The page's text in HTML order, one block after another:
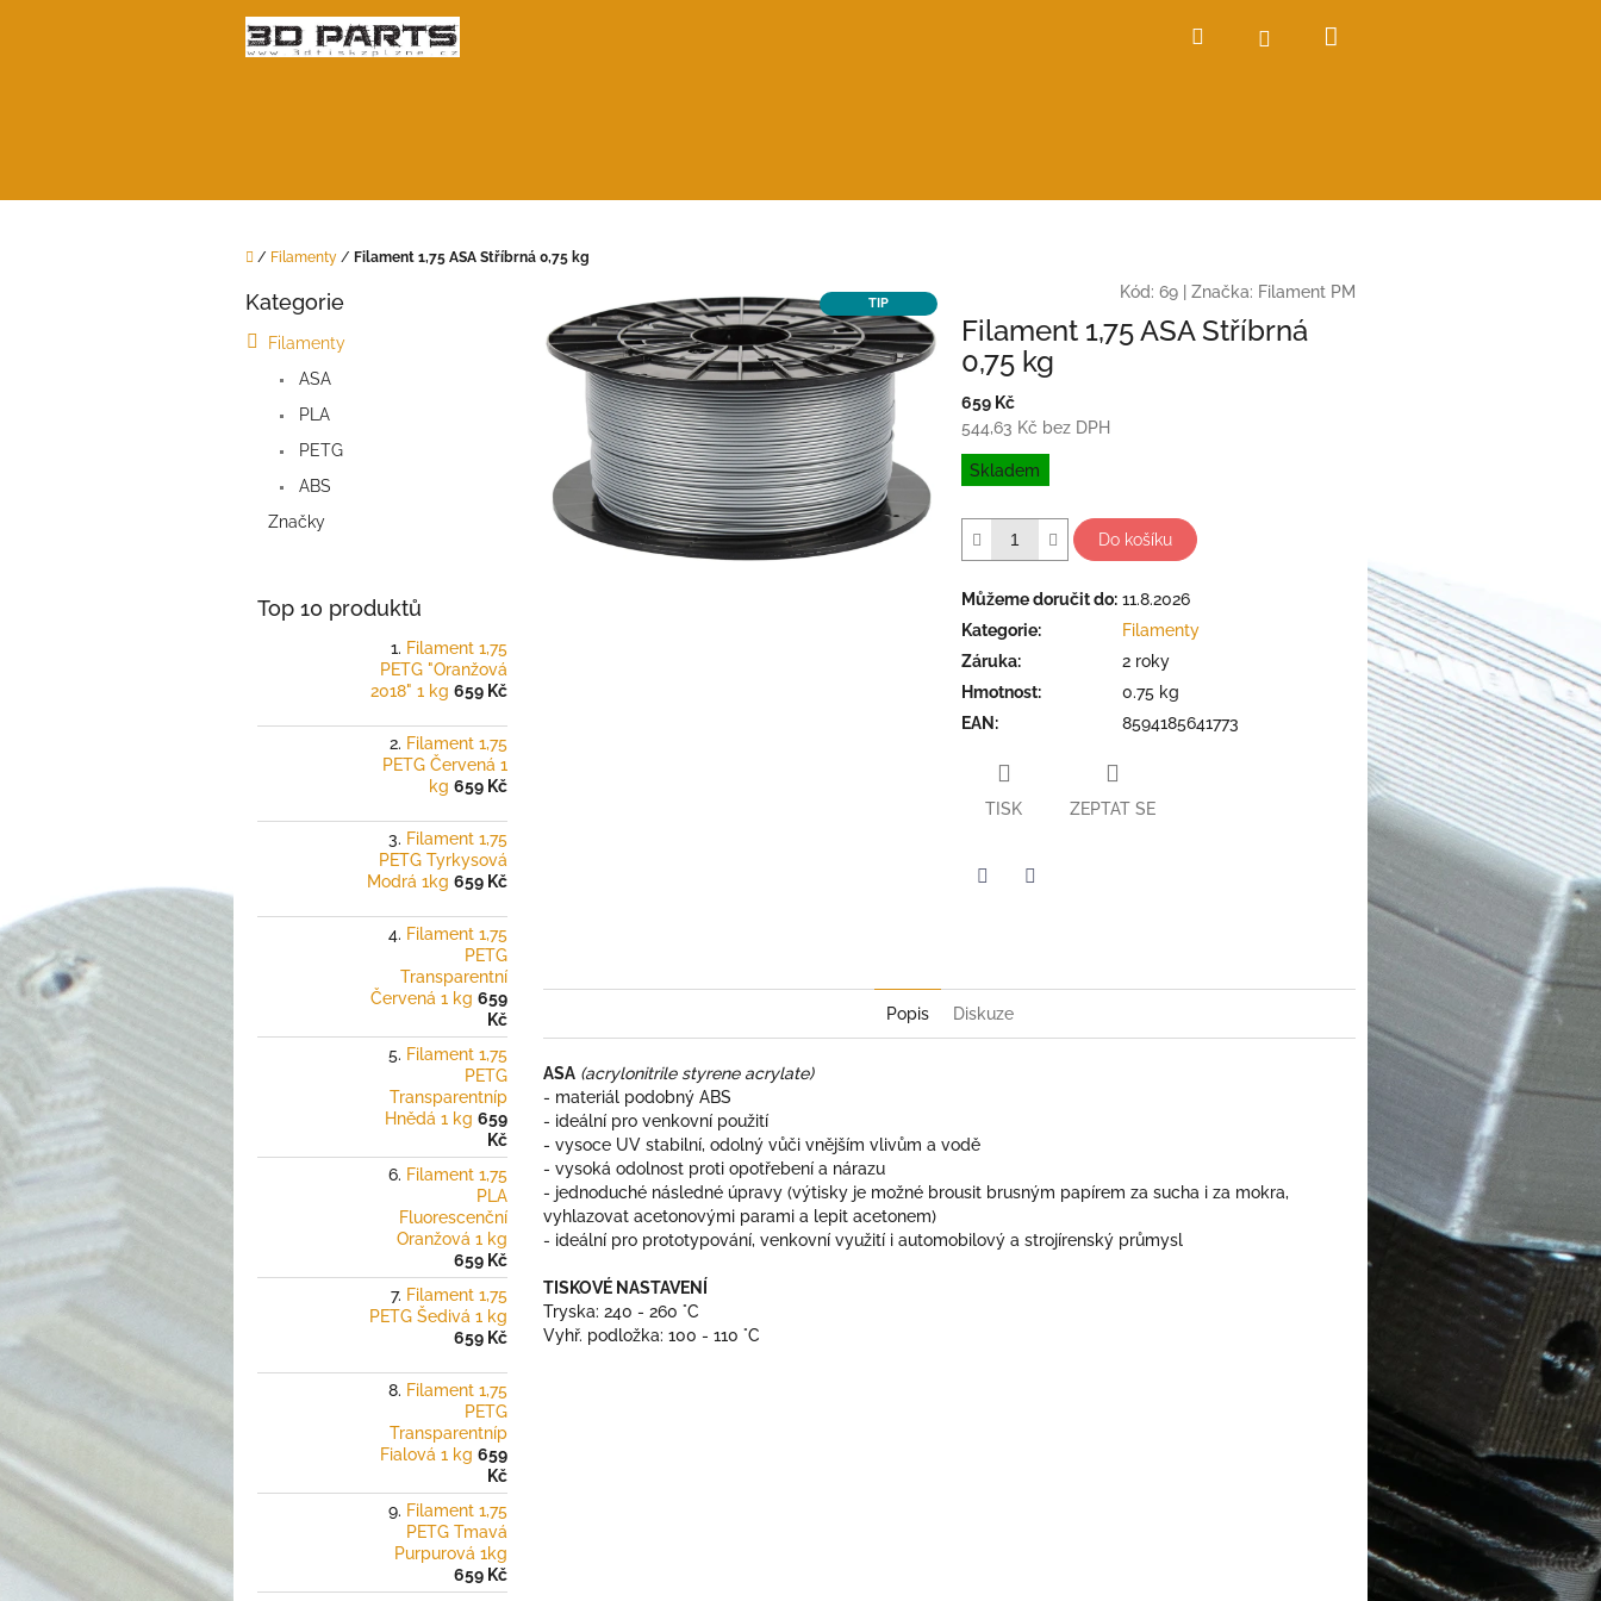
Hledat Přihlášení
Domů
/ Filamenty / Filament 1,75 ASA Stříbrná 0,75 kg
Přeskočit
Kategorie
Filamenty
ASA
PLA
PETG
ABS
Značky
Top 10 produktů
Filament 1,75
PETG "Oranžová
2018" 1 kg 659 Kč
Filament 1,75
PETG Červená 1
kg 659 Kč
Filament 1,75
PETG Tyrkysová
Modrá 1kg 659 Kč
Filament 1,75
PETG
Transparentní
Červená 1 kg 659
Kč
Filament 1,75
PETG
Transparentníp
Hnědá 1 kg 659
Kč
Filament 1,75
PLA
Fluorescenční
Oranžová 1 kg
659 Kč
Filament 1,75
PETG Šedivá 1 kg
659 Kč
Filament 1,75
PETG
Transparentníp
Fialová 1 kg 659
Kč
Filament 1,75
PETG Tmavá
Purpurová 1kg
659 Kč
TIP
Kód: 69 Značka: Filament PM
Filament 1,75 ASA Stříbrná
0,75 kg
659 Kč
544,63 Kč bez DPH
Měrná
cena:
Skladem
Do košíku
Můžeme doručit do: 11.8.2026
Kategorie:
Filamenty
Záruka:
2 roky
Hmotnost:
0.75 kg
EAN: 8594185641773
TISK ZEPTAT SE
Popis Diskuze
ASA (acrylonitrile styrene acrylate)
- materiál podobný ABS
- ideální pro venkovní použití
- vysoce UV stabilní, odolný vůči vnějším vlivům a vodě
- vysoká odolnost proti opotřebení a nárazu
- jednoduché následné úpravy (výtisky je možné brousit brusným papírem za sucha i za mokra,
vyhlazovat acetonovými parami a lepit acetonem)
- ideální pro prototypování, venkovní využití i automobilový a strojírenský průmysl
TISKOVÉ NASTAVENÍ
Tryska: 240 - 260 °C
Vyhř. podložka: 100 - 110 °C